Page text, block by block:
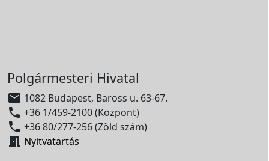
Polgármesteri Hivatal
 1082 Budapest, Baross u. 63-67.
 +36 1/459-2100 (Központ)
 +36 80/277-256 (Zöld szám)
 Nyitvatartás